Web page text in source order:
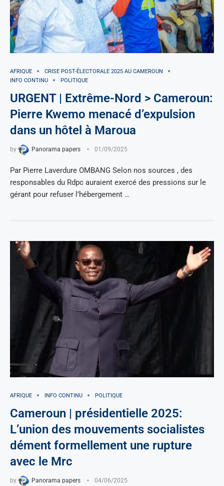
AFRIQUE
CRISE POST-ÉLECTORALE 2025 AU CAMEROUN
INFO CONTINU
POLITIQUE
URGENT | Extrême-Nord > Cameroun:
Pierre Kwemo menacé d’expulsion
dans un hôtel à Maroua
by Panorama papers 01/09/2025
Par Pierre Laverdure OMBANG Selon nos sources , des
responsables du Rdpc auraient exercé des pressions sur le
gérant pour refuser l’hébergement …
AFRIQUE INFO CONTINU POLITIQUE
Cameroun | présidentielle 2025:
L’union des mouvements socialistes
dément formellement une rupture
avec le Mrc
by Panorama papers 04/06/2025